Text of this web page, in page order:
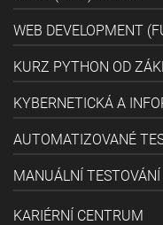
WEB DEVELOPMENT
KURZ PYTHON OD
KYBERNETICKÁ A
AUTOMATIZOVANÉ
MANUÁLNÍ
KARIÉRNÍ CENTRUM